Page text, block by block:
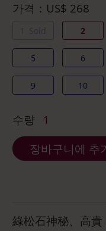
가격： US$ 268
2
5 6
9 10
수량 1
장바구니에 추
綠松石神秘、高